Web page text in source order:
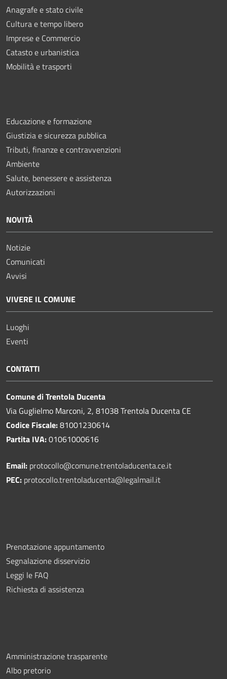
Anagrafe e stato civile
Cultura e tempo libero
Imprese e Commercio
Catasto e urbanistica
Mobilità e trasporti
Educazione e formazione
Giustizia e sicurezza pubblica
Tributi, finanze e contravvenzioni
Ambiente
Salute, benessere e assistenza
Autorizzazioni
NOVITÀ
Notizie
Comunicati
Avvisi
VIVERE IL COMUNE
Luoghi
Eventi
CONTATTI
Comune di Trentola Ducenta
Via Guglielmo Marconi, 2, 81038 Trentola Ducenta CE
Codice Fiscale:81001230614
Partita IVA:01061000616
Email: protocollo@comune.trentoladucenta.ce.it
PEC: protocollo.trentoladucenta@legalmail.it
Prenotazione appuntamento
Segnalazione disservizio
Leggi le FAQ
Richiesta di assistenza
Amministrazione trasparente
Albo pretorio